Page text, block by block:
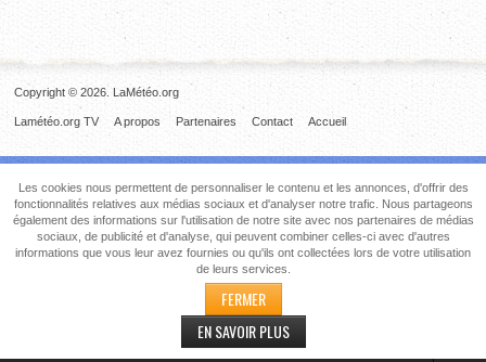
Copyright © 2026. LaMétéo.org
Accueil
Contact
Partenaires
A propos
Lamétéo.org TV
Les cookies nous permettent de personnaliser le contenu et les annonces, d'offrir des
fonctionnalités relatives aux médias sociaux et d'analyser notre trafic. Nous partageons
également des informations sur l'utilisation de notre site avec nos partenaires de médias
sociaux, de publicité et d'analyse, qui peuvent combiner celles-ci avec d'autres
informations que vous leur avez fournies ou qu'ils ont collectées lors de votre utilisation
de leurs services.
FERMER
EN SAVOIR PLUS